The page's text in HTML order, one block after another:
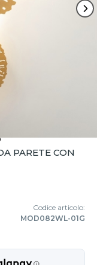
PARETE CON
Codice articolo:
MOD082WL-01G